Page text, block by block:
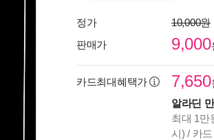
정가
10,000원
판매가
9,000
카드최대혜택가 7,650
알라딘
최대 1만
시) / 카